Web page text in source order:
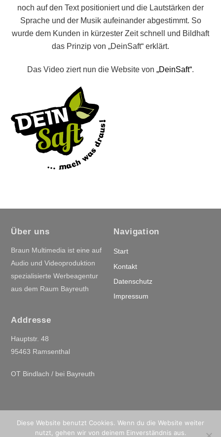
noch auf den Text positioniert und die Lautstärken der
Sprache und der Musik aufeinander abgestimmt. So
wurde dem Kunden in kürzester Zeit schnell und Bildhaft
das Prinzip von „DeinSaft“ erklärt.
Das Video ziert nun die Website von „DeinSaft“.
Back
Über uns
Braun Multimedia ist eine auf
Audio und Videoproduktion
spezialisierte Werbeagentur
aus dem Raum Bayreuth
Navigation
Start
Kontakt
Datenschutz
Impressum
Addresse
Hauptstr. 48
95463 Ramsenthal
OT Bindlach / bei Bayreuth
braunmultimedia
2026
Powered byWordPress•Themify WordPress Themes
Diese Website benutzt Cookies. Wenn du die Website weiter
nutzt, gehen wir von deinem Einverständnis aus.